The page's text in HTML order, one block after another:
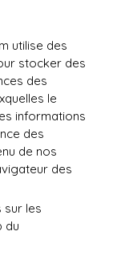
utilise des
stocker des
des
le
informations
des
de nos
des
sur les
du